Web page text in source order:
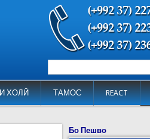
ХОЛӢ ТАМОС REACT
Форма поиска
Бо Пешво